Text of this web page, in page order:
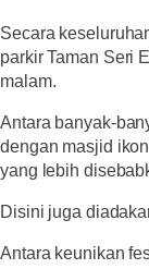
Secara
parkir Taman Seri
malam.
Antara banyak-
dengan masjid
yang lebih
Disini juga
Antara keunikan